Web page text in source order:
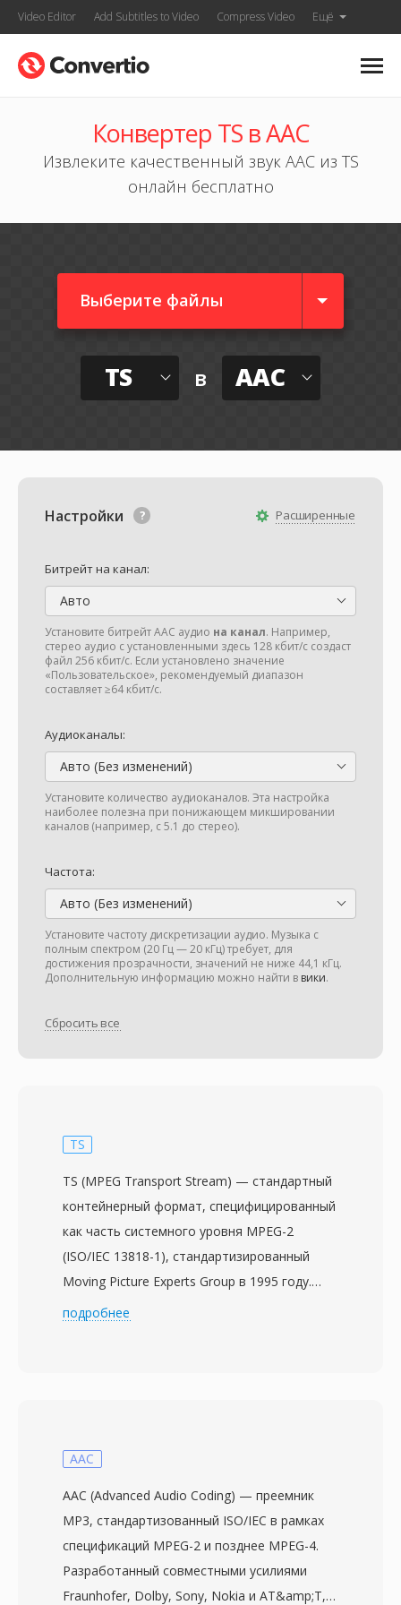
Video Editor Add Subtitles to Video Compress Video Ещё
Конвертер TS в AAC
Извлеките качественный звук AAC из TS
онлайн бесплатно
Выберите файлы
TS в AAC
Расширенные
Настройки
Битрейт на канал:
Авто
Установите битрейт AAC аудио на канал. Например,
стерео аудио с установленными здесь 128 кбит/с создаст
файл 256 кбит/с. Если установлено значение
«Пользовательское», рекомендуемый диапазон
составляет ≥64 кбит/с.
Аудиоканалы:
Авто (Без изменений)
Установите количество аудиоканалов. Эта настройка
наиболее полезна при понижающем микшировании
каналов (например, с 5.1 до стерео).
Частота:
Авто (Без изменений)
Установите частоту дискретизации аудио. Музыка с
полным спектром (20 Гц — 20 кГц) требует, для
достижения прозрачности, значений не ниже 44,1 кГц.
Дополнительную информацию можно найти в вики.
Сбросить все
TS
TS (MPEG Transport Stream) — стандартный
контейнерный формат, специфицированный
как часть системного уровня MPEG-2
(ISO/IEC 13818-1), стандартизированный
Moving Picture Experts Group в 1995 году.
Транспортные потоки предназначены для
188 байт, каждый с 4-байтным заголовком,
индикации ошибок и идентификации потока.
Такая пакетная структура позволяет
приёмникам быстро восстанавливать
синхронизацию после перерывов сигнала —
подробнее
AAC
AAC (Advanced Audio Coding) — преемник
MP3, стандартизованный ISO/IEC в рамках
спецификаций MPEG-2 и позднее MPEG-4.
Разработанный совместными усилиями
Fraunhofer, Dolby, Sony, Nokia и AT&amp;T,